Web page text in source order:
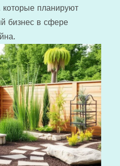
планируют
бизнес в сфере